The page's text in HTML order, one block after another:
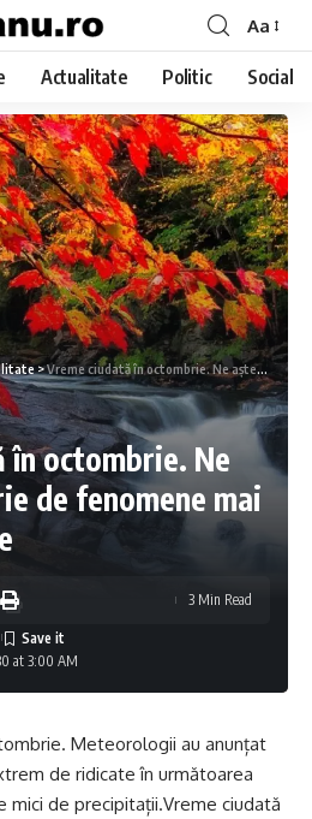
Aa
Actualitate Politic Social
>Vreme ciudată în octombrie. Ne așteaptă o serie de fenomene mai puțin obișnuite
în octombrie. Ne
de fenomene mai
at 3:00 AM
3 Min Read
Meteorologii au anunțat
de ridicate în următoarea
mici de precipitații.Vreme ciudată